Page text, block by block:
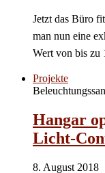
Jetzt das Büro
man nun eine
Wert von bis zu
Projekte
Hangar
Licht-
8. August 2018